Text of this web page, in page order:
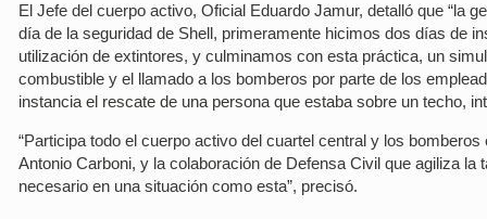
El Jefe del cuerpo activo, Oficial Eduardo Jamur, detalló que “la
día de la seguridad de Shell, primeramente hicimos dos días de
utilización de extintores, y culminamos con esta práctica, un
combustible y el llamado a los bomberos por parte de los
instancia el rescate de una persona que estaba sobre un techo,
“Participa todo el cuerpo activo del cuartel central y los
Antonio Carboni, y la colaboración de Defensa Civil que agiliza
necesario en una situación como esta”, precisó.